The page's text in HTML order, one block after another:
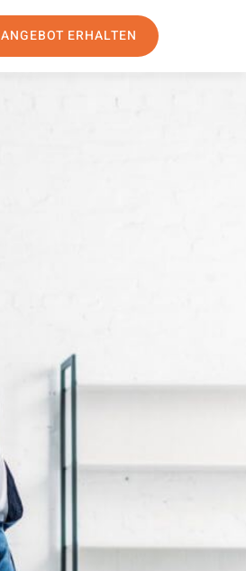
ANGEBOT ERHALTEN